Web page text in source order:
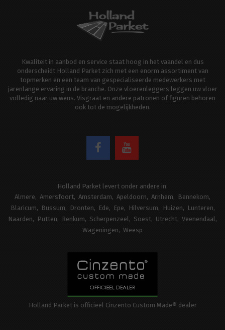
Kwaliteit in aanbod en service staat hoog in het vaandel en dus
onderscheidt Holland Parket zich met een enorm assortiment van
topmerken en een team van gespecialiseerde medewerkers met
jarenlange ervaring in de branche. Onze vloerenleggers leggen uw vloer
volledig naar uw wens. Visgraat en andere patronen of figuren behoren
ook tot de mogelijkheden.
Holland Parket levert onder andere in:
Almere
Amersfoort Amsterdam Apeldoorn Arnhem
Bennekom
Blaricum
Bussum Dronten Ede Epe Hilversum Huizen
Lunteren
Naarden
Putten Renkum Scherpenzeel Soest Utrecht Veenendaal
Wageningen
Weesp
Holland Parket is officieel Cinzento Custom Made® dealer